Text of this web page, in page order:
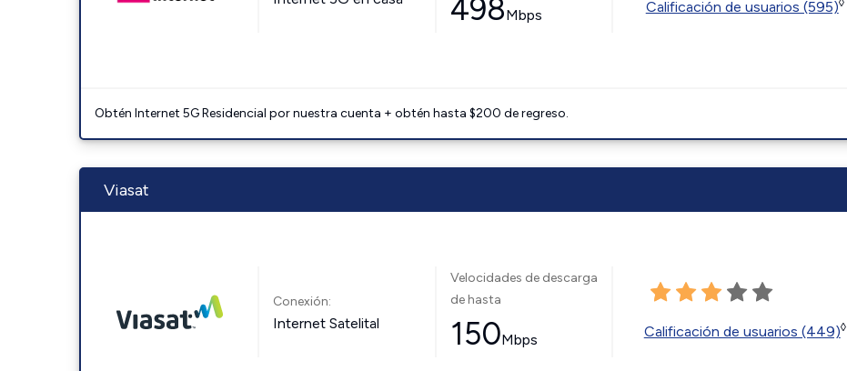
498Mbps Calificación de usuarios (595)
Obtén Internet 5G Residencial por nuestra cuenta + obtén hasta $200 de regreso.
Viasat
Conexión:
Internet Satelital
Velocidades de descarga
de hasta
150Mbps Calificación de usuarios (449)◊